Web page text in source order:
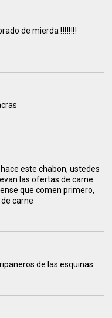
de mierda ‼️‼️‼️‼️
este chabon, ustedes
las ofertas de carne
que comen primero,
carne
de las esquinas